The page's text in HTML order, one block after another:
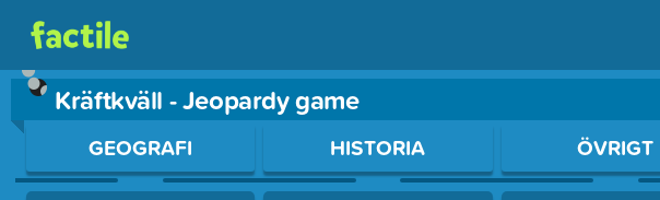
Kräftkväll - Jeopardy game
Use arrow keys to move between questions. Press Enter or Space to open a question.
GEOGRAFI HISTORIA ÖVRIGT